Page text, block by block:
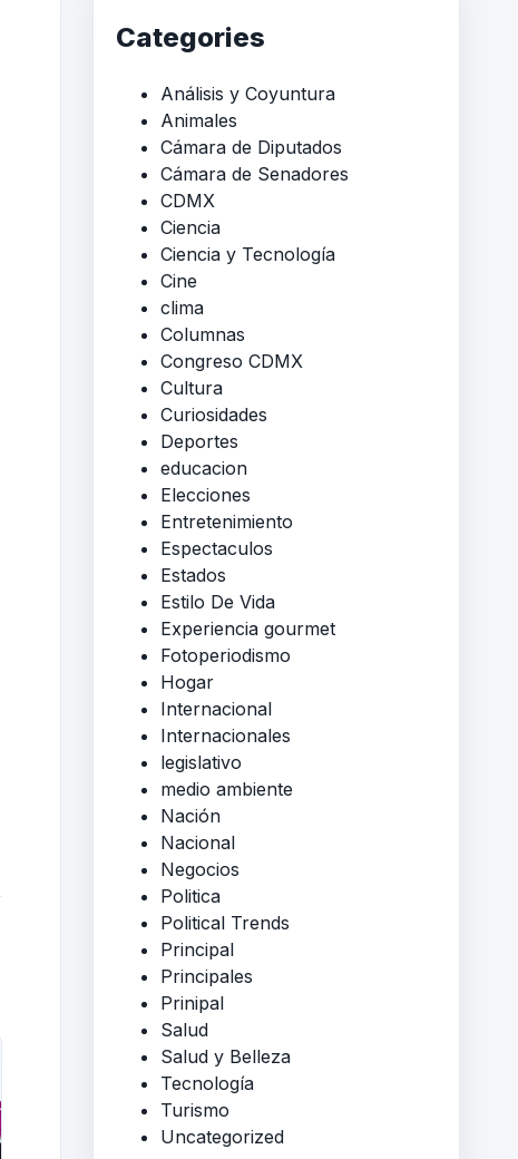
Categories
Análisis y Coyuntura
Animales
Cámara de Diputados
Cámara de Senadores
CDMX
Ciencia
Ciencia y Tecnología
Cine
clima
Columnas
Congreso CDMX
Cultura
Curiosidades
Deportes
educacion
Elecciones
Entretenimiento
Espectaculos
Estados
Estilo De Vida
Experiencia gourmet
Fotoperiodismo
Hogar
Internacional
Internacionales
legislativo
medio ambiente
Nación
Nacional
Negocios
Politica
Political Trends
Principal
Principales
Prinipal
Salud
Salud y Belleza
Tecnología
Turismo
Uncategorized